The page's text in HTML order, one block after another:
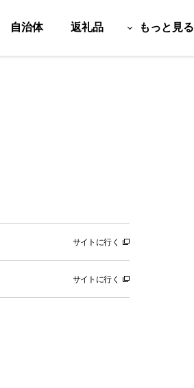
自治体 返礼品 もっと見る
サイトに行く
サイトに行く